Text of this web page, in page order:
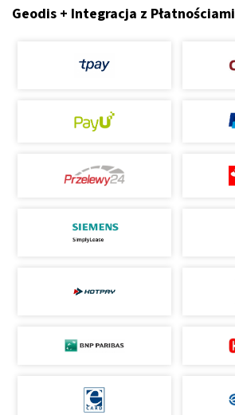
Geodis + Integracja z Płatnościami